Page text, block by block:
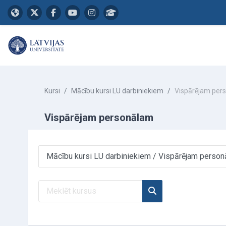
Kursi Mācību kursi LU darbiniekiem Vispārējam
Vispārējam personālam
Kursu kategorijas
Meklēt kursus